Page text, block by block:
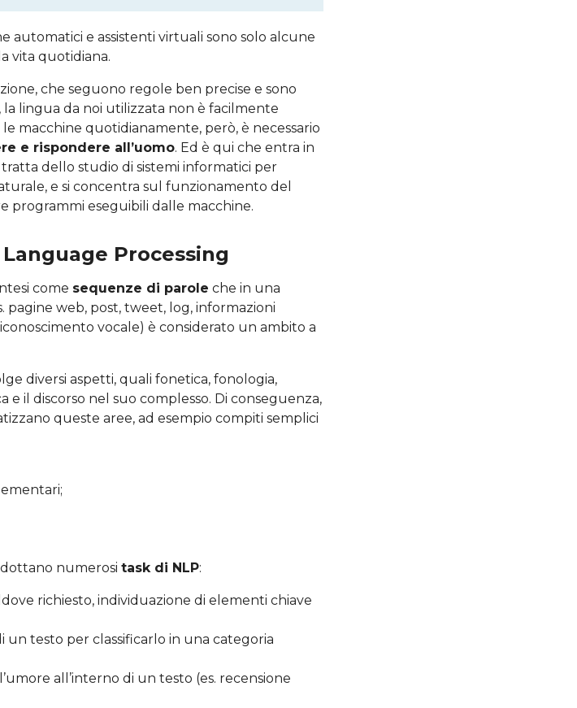
automatici e assistenti virtuali sono solo alcune
vita quotidiana.
che seguono regole ben precise e sono
lingua da noi utilizzata non è facilmente
macchine quotidianamente, però, è necessario
e rispondere all’uomo. Ed è qui che entra in
tratta dello studio di sistemi informatici per
e si concentra sul funzionamento del
programmi eseguibili dalle macchine.
Processing
come sequenze di parole che in una
pagine web, post, tweet, log, informazioni
vocale) è considerato un ambito a
diversi aspetti, quali fonetica, fonologia,
e il discorso nel suo complesso. Di conseguenza,
queste aree, ad esempio compiti semplici
numerosi task di NLP:
richiesto, individuazione di elementi chiave
un testo per classificarlo in una categoria
all’interno di un testo (es. recensione